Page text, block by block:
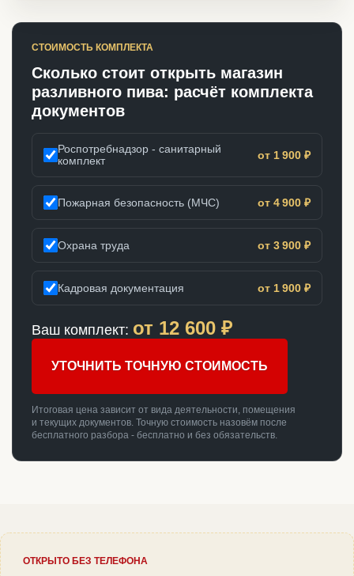
СТОИМОСТЬ КОМПЛЕКТА
Сколько стоит открыть магазин
разливного пива: расчёт комплекта
документов
Роспотребнадзор - санитарный
комплект
от 1 900 ₽
Пожарная безопасность (МЧС) от 4 900 ₽
Охрана труда от 3 900 ₽
Кадровая документация от 1 900 ₽
Ваш комплект: от 12 600 ₽
УТОЧНИТЬ ТОЧНУЮ СТОИМОСТЬ
Итоговая цена зависит от вида деятельности, помещения
и текущих документов. Точную стоимость назовём после
бесплатного разбора - бесплатно и без обязательств.
ОТКРЫТО БЕЗ ТЕЛЕФОНА